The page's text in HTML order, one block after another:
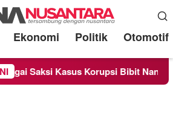
Ekonomi Politik Otomotif
Kasus Korupsi Bibit Nanas Sulsel